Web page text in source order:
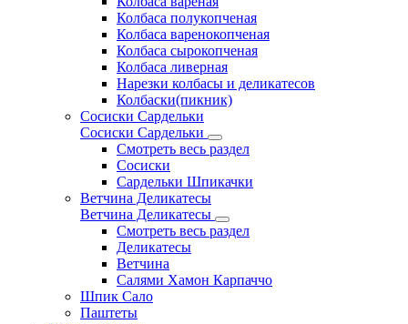
Колбаса полукопченая
Колбаса варенокопченая
Колбаса сырокопченая
Колбаса ливерная
Нарезки колбасы и деликатесов
Колбаски(пикник)
Сосиски Сардельки
Сосиски Сардельки
Смотреть весь раздел
Сосиски
Сардельки Шпикачки
Ветчина Деликатесы
Ветчина Деликатесы
Смотреть весь раздел
Деликатесы
Ветчина
Салями Хамон Карпаччо
Шпик Сало
Паштеты